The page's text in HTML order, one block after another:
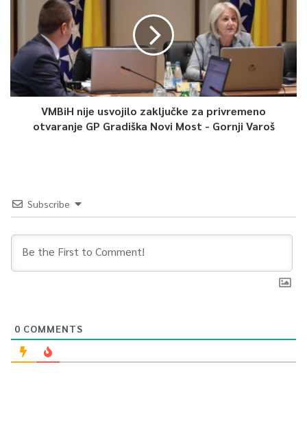
VMBiH nije usvojilo zaključke za privremeno
otvaranje GP Gradiška Novi Most - Gornji Varoš
Subscribe
0 COMMENTS